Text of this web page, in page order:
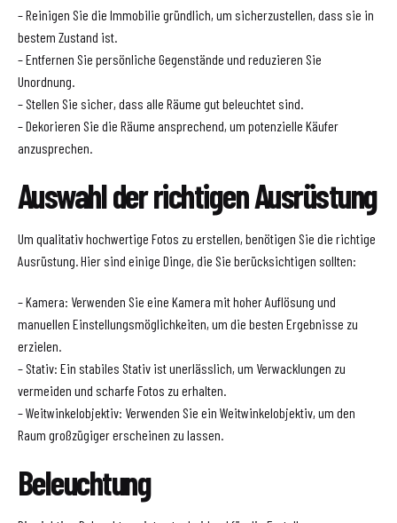
– Reinigen Sie die Immobilie gründlich, um sicherzustellen, dass sie in
bestem Zustand ist.
– Entfernen Sie persönliche Gegenstände und reduzieren Sie
Unordnung.
– Stellen Sie sicher, dass alle Räume gut beleuchtet sind.
– Dekorieren Sie die Räume ansprechend, um potenzielle Käufer
anzusprechen.
Auswahl der richtigen Ausrüstung
Um qualitativ hochwertige Fotos zu erstellen, benötigen Sie die richtige
Ausrüstung. Hier sind einige Dinge, die Sie berücksichtigen sollten:
– Kamera: Verwenden Sie eine Kamera mit hoher Auflösung und
manuellen Einstellungsmöglichkeiten, um die besten Ergebnisse zu
erzielen.
– Stativ: Ein stabiles Stativ ist unerlässlich, um Verwacklungen zu
vermeiden und scharfe Fotos zu erhalten.
– Weitwinkelobjektiv: Verwenden Sie ein Weitwinkelobjektiv, um den
Raum großzügiger erscheinen zu lassen.
Beleuchtung